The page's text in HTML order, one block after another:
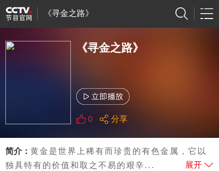
《寻金之路》
《寻金之路》
0 分享
简介：黄金是世界上稀有而珍贵的有色金属，它以
独具特有的价值和取之不易的艰辛...
展开